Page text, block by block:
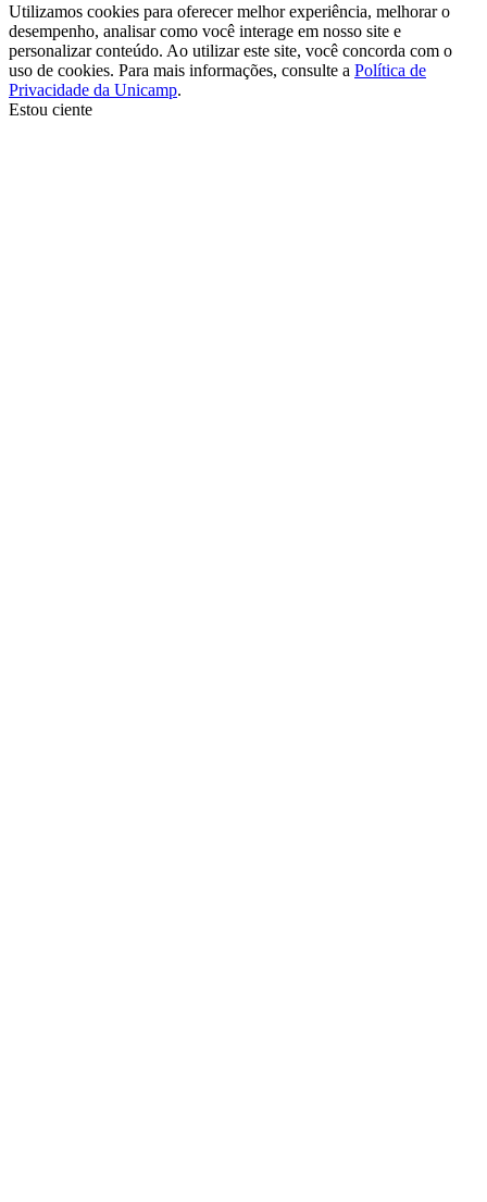
Utilizamos cookies para oferecer melhor experiência, melhorar o
desempenho, analisar como você interage em nosso site e
personalizar conteúdo. Ao utilizar este site, você concorda com o
uso de cookies. Para mais informações, consulte a Política de
Privacidade da Unicamp.
Estou ciente